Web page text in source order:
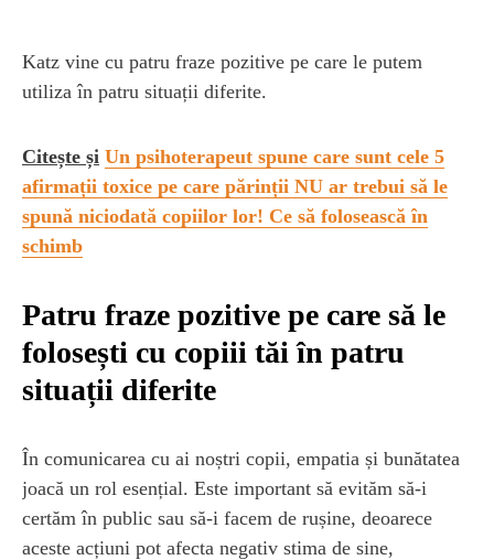
Katz vine cu patru fraze pozitive pe care le putem
utiliza în patru situații diferite.
Citește și Un psihoterapeut spune care sunt cele 5
afirmații toxice pe care părinții NU ar trebui să le
spună niciodată copiilor lor! Ce să folosească în
schimb
Patru fraze pozitive pe care să le
folosești cu copiii tăi în patru
situații diferite
În comunicarea cu ai noștri copii, empatia și bunătatea
joacă un rol esențial. Este important să evităm să-i
certăm în public sau să-i facem de rușine, deoarece
aceste acțiuni pot afecta negativ stima de sine,